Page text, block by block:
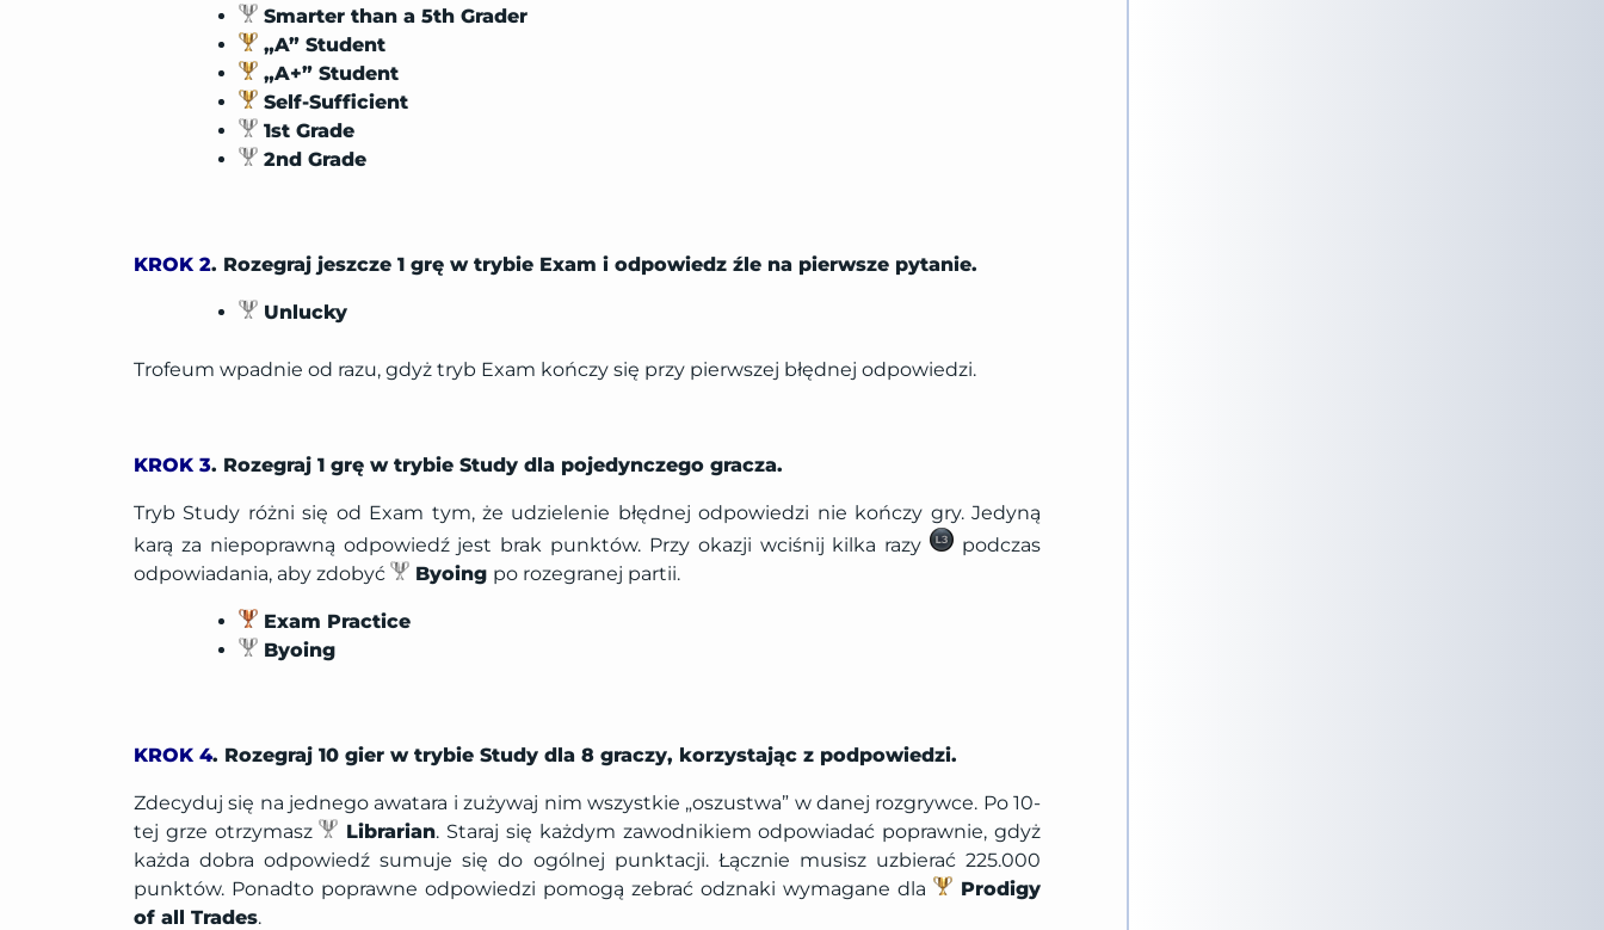
Smarter than a 5th Grader
„A” Student
„A+” Student
Self-Sufficient
1st Grade
2nd Grade
KROK 2. Rozegraj jeszcze 1 grę w trybie Exam i odpowiedz źle na pierwsze pytanie.
Unlucky
Trofeum wpadnie od razu, gdyż tryb Exam kończy się przy pierwszej błędnej odpowiedzi.
KROK 3. Rozegraj 1 grę w trybie Study dla pojedynczego gracza.
Tryb Study różni się od Exam tym, że udzielenie błędnej odpowiedzi nie kończy gry. Jedyną
karą za niepoprawną odpowiedź jest brak punktów. Przy okazji wciśnij kilka razy
podczas
odpowiadania, aby zdobyć
Byoing po rozegranej partii.
Exam Practice
Byoing
KROK 4. Rozegraj 10 gier w trybie Study dla 8 graczy, korzystając z podpowiedzi.
Zdecyduj się na jednego awatara i zużywaj nim wszystkie „oszustwa” w danej rozgrywce. Po 10-
tej grze otrzymasz
Librarian. Staraj się każdym zawodnikiem odpowiadać poprawnie, gdyż
każda dobra odpowiedź sumuje się do ogólnej punktacji. Łącznie musisz uzbierać 225.000
punktów. Ponadto poprawne odpowiedzi pomogą zebrać odznaki wymagane dla
Prodigy
of all Trades.